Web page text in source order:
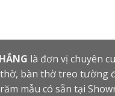
là đơn vị chuyên
bàn thờ treo tường
mẫu có sẵn tại